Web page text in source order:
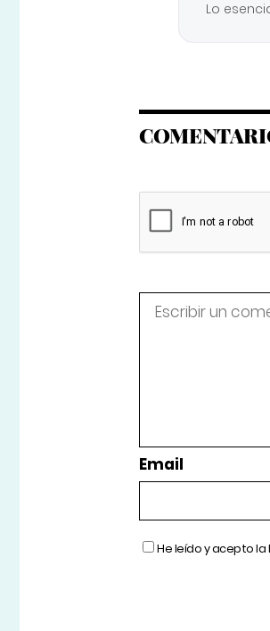
Lo
Email
He leído y acepto la